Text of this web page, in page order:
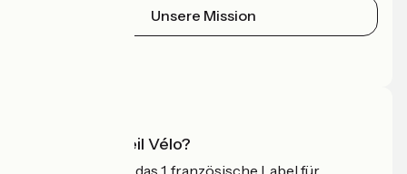
Unsere Mission
Was ist Accueil Vélo?